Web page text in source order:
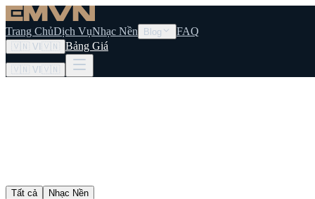
Trang ChủDịch VụNhạc Nền Blog FAQ
🇻🇳 VI 🇻🇳 Bảng Giá
🇻🇳 VI 🇻🇳
Tất cả Nhạc Nền